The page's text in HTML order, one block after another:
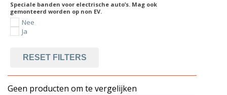
Speciale banden voor electrische auto’s. Mag ook
gemonteerd worden op non EV.
Nee
Ja
RESET FILTERS
Geen producten om te vergelijken